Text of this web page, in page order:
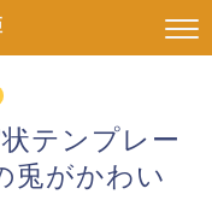
テンプレー
兎がかわい